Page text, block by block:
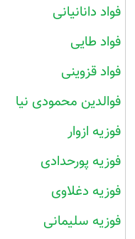
فواد دانانیانی
فواد طایی
فواد قزوینی
فوالدین محمودی نیا
فوزیه ازوار
فوزیه پورحدادی
فوزیه دغلاوی
فوزیه سلیمانی